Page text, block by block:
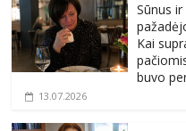
Sūnus
Kai
buvo
13.07.2026